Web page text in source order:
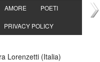
AMORE POETI
PRIVACY POLICY
Lorenzetti (Italia)